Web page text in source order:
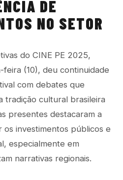
DE
NO SETOR
do CINE PE 2025,
(10), deu continuidade
com debates que
tradição cultural brasileira
presentes destacaram a
os investimentos públicos e
especialmente em
narrativas regionais.